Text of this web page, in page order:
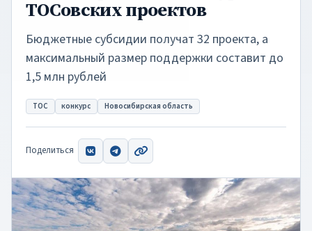
ТОСовских проектов
Бюджетные субсидии получат 32 проекта, а
максимальный размер поддержки составит до
1,5 млн рублей
ТОС конкурс Новосибирская область
Поделиться ВКонтакте
TelegramСкопировать ссылку